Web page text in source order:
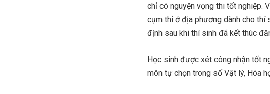
chỉ có nguyện vọng thi tốt nghiệp.
cụm thi ở địa phương dành cho
định sau khi thí sinh đã kết thúc
Học sinh được xét công nhận tốt
môn tự chọn trong số Vật lý, Hóa